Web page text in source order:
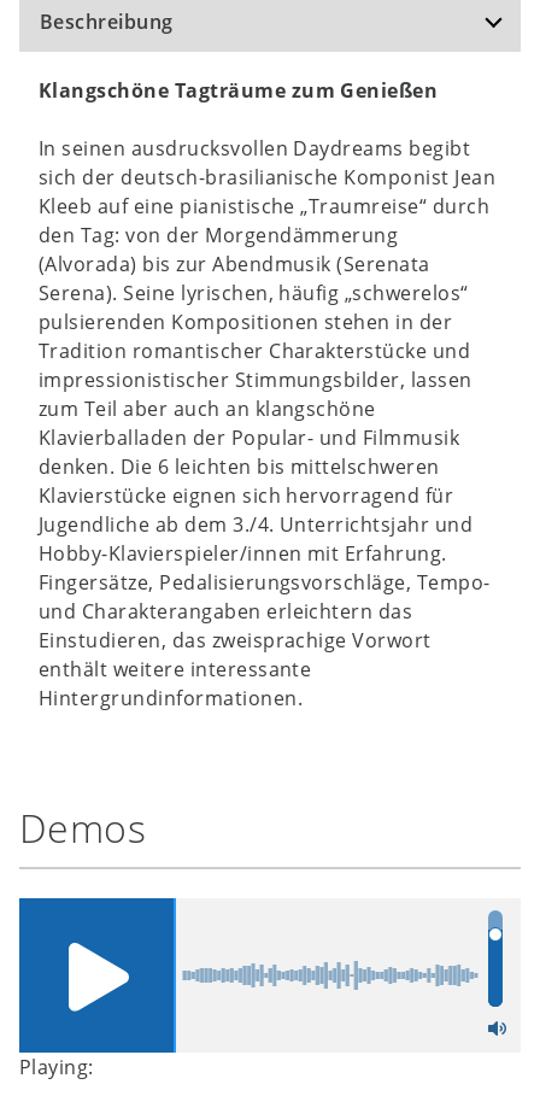
Beschreibung
Klangschöne Tagträume zum Genießen
In seinen ausdrucksvollen Daydreams begibt
sich der deutsch-brasilianische Komponist Jean
Kleeb auf eine pianistische „Traumreise“ durch
den Tag: von der Morgendämmerung
(Alvorada) bis zur Abendmusik (Serenata
Serena). Seine lyrischen, häufig „schwerelos“
pulsierenden Kompositionen stehen in der
Tradition romantischer Charakterstücke und
impressionistischer Stimmungsbilder, lassen
zum Teil aber auch an klangschöne
Klavierballaden der Popular- und Filmmusik
denken. Die 6 leichten bis mittelschweren
Klavierstücke eignen sich hervorragend für
Jugendliche ab dem 3./4. Unterrichtsjahr und
Hobby-Klavierspieler/innen mit Erfahrung.
Fingersätze, Pedalisierungsvorschläge, Tempo-
und Charakterangaben erleichtern das
Einstudieren, das zweisprachige Vorwort
enthält weitere interessante
Hintergrundinformationen.
Demos
Playing: